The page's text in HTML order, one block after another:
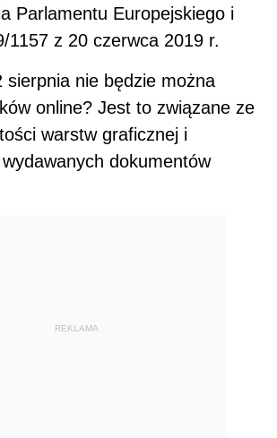
Parlamentu Europejskiego i
1157 z 20 czerwca 2019 r.
sierpnia nie będzie można
online? Jest to związane ze
warstw graficznej i
dokumentów
REKLAMA